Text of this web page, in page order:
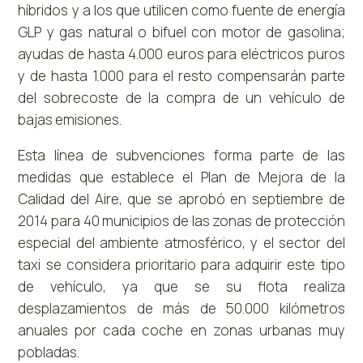
híbridos y a los que utilicen como fuente de energía
GLP y gas natural o bifuel con motor de gasolina;
ayudas de hasta 4.000 euros para eléctricos puros
y de hasta 1.000 para el resto compensarán parte
del sobrecoste de la compra de un vehículo de
bajas emisiones.
Esta línea de subvenciones forma parte de las
medidas que establece el Plan de Mejora de la
Calidad del Aire, que se aprobó en septiembre de
2014 para 40 municipios de las zonas de protección
especial del ambiente atmosférico, y el sector del
taxi se considera prioritario para adquirir este tipo
de vehículo, ya que se su flota realiza
desplazamientos de más de 50.000 kilómetros
anuales por cada coche en zonas urbanas muy
pobladas.